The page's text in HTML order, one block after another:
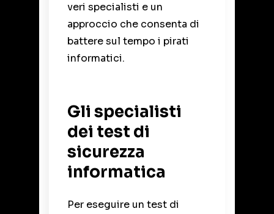
veri specialisti e un
approccio che consenta di
battere sul tempo i pirati
informatici.
Gli specialisti
dei test di
sicurezza
informatica
Per eseguire un test di